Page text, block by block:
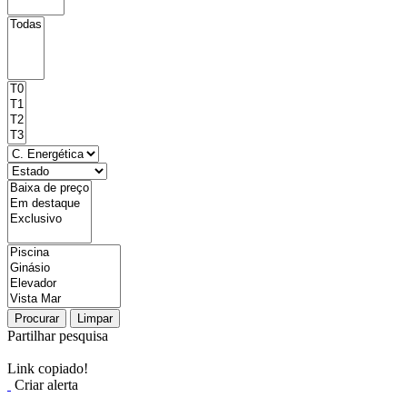
Procurar Limpar
Partilhar pesquisa
Link copiado!
Criar alerta